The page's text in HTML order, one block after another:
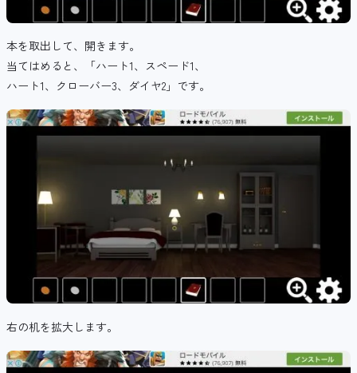
本を取出して、開きます。
当てはめると、「ハート1、スペード1、
ハート1、クローバー3、ダイヤ2」です。
右の机を拡大します。